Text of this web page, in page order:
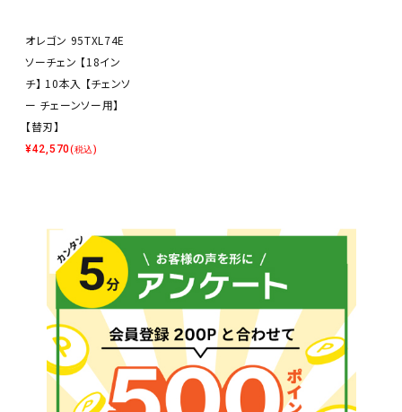
オレゴン 95TXL74E
ソーチェン 【18イン
チ】 10本入 【チェンソ
ー チェーンソー用】
【替刃】
¥42,570(税込)